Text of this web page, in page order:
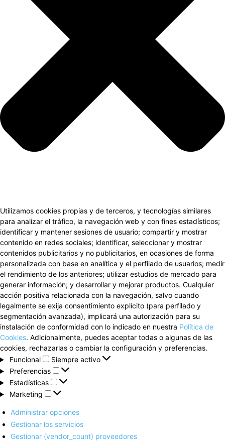
Utilizamos cookies propias y de terceros, y tecnologías similares
para analizar el tráfico, la navegación web y con fines estadísticos;
identificar y mantener sesiones de usuario; compartir y mostrar
contenido en redes sociales; identificar, seleccionar y mostrar
contenidos publicitarios y no publicitarios, en ocasiones de forma
personalizada con base en analítica y el perfilado de usuarios; medir
el rendimiento de los anteriores; utilizar estudios de mercado para
generar información; y desarrollar y mejorar productos. Cualquier
acción positiva relacionada con la navegación, salvo cuando
legalmente se exija consentimiento explícito (para perfilado y
segmentación avanzada), implicará una autorización para su
instalación de conformidad con lo indicado en nuestra Política de
Cookies. Adicionalmente, puedes aceptar todas o algunas de las
cookies, rechazarlas o cambiar la configuración y preferencias.
Funcional
Funcional
Siempre activo
Preferencias
Preferencias
Estadísticas
Estadísticas
Marketing
Marketing
Administrar opciones
Gestionar los servicios
Gestionar {vendor_count} proveedores